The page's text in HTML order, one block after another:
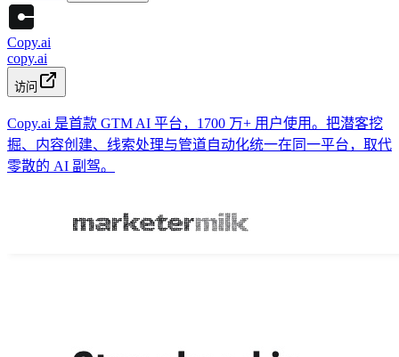
Copy.ai
copy.ai
访问
Copy.ai 是首款 GTM AI 平台，1700 万+ 用户使用。把潜客挖
掘、内容创建、线索处理与管道自动化统一在同一平台，取代
零散的 AI 副驾。